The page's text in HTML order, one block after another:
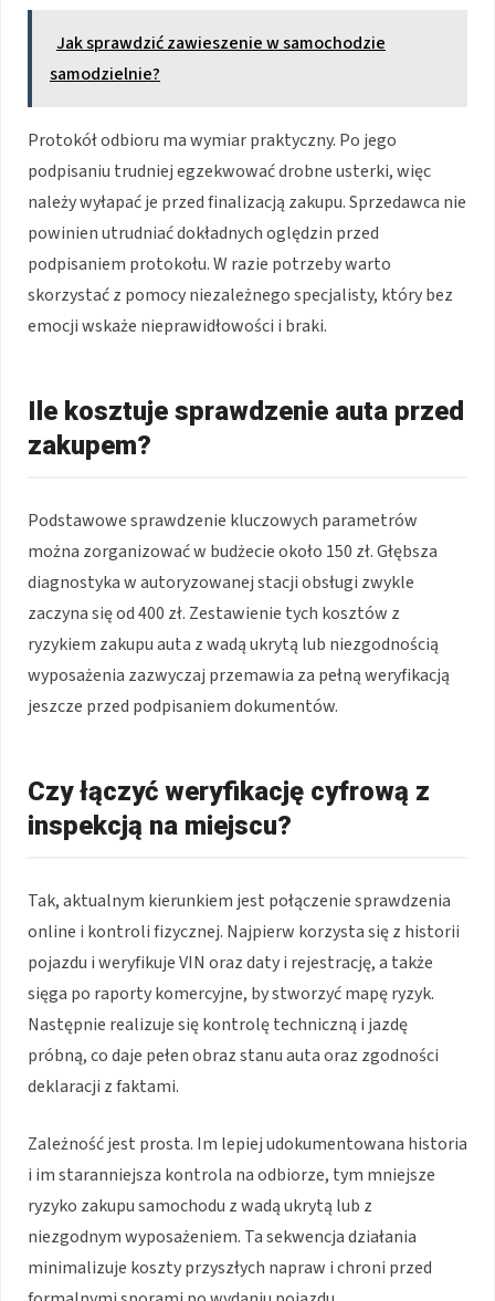
Jak sprawdzić zawieszenie w samochodzie
samodzielnie?
Protokół odbioru ma wymiar praktyczny. Po jego
podpisaniu trudniej egzekwować drobne usterki, więc
należy wyłapać je przed finalizacją zakupu. Sprzedawca nie
powinien utrudniać dokładnych oględzin przed
podpisaniem protokołu. W razie potrzeby warto
skorzystać z pomocy niezależnego specjalisty, który bez
emocji wskaże nieprawidłowości i braki.
Ile kosztuje sprawdzenie auta przed
zakupem?
Podstawowe sprawdzenie kluczowych parametrów
można zorganizować w budżecie około 150 zł. Głębsza
diagnostyka w autoryzowanej stacji obsługi zwykle
zaczyna się od 400 zł. Zestawienie tych kosztów z
ryzykiem zakupu auta z wadą ukrytą lub niezgodnością
wyposażenia zazwyczaj przemawia za pełną weryfikacją
jeszcze przed podpisaniem dokumentów.
Czy łączyć weryfikację cyfrową z
inspekcją na miejscu?
Tak, aktualnym kierunkiem jest połączenie sprawdzenia
online i kontroli fizycznej. Najpierw korzysta się z historii
pojazdu i weryfikuje VIN oraz daty i rejestrację, a także
sięga po raporty komercyjne, by stworzyć mapę ryzyk.
Następnie realizuje się kontrolę techniczną i jazdę
próbną, co daje pełen obraz stanu auta oraz zgodności
deklaracji z faktami.
Zależność jest prosta. Im lepiej udokumentowana historia
i im staranniejsza kontrola na odbiorze, tym mniejsze
ryzyko zakupu samochodu z wadą ukrytą lub z
niezgodnym wyposażeniem. Ta sekwencja działania
minimalizuje koszty przyszłych napraw i chroni przed